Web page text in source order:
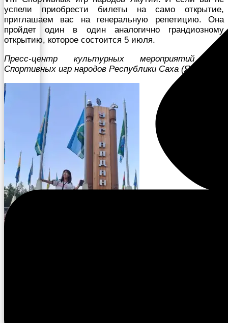
успели приобрести билеты на само открытие,
приглашаем вас на генеральную репетицию. Она
пройдет один в один аналогично грандиозному
открытию, которое состоится 5 июля.
Пресс-центр культурных мероприятий VIII
Спортивных игр народов Республики Саха (Якутия)